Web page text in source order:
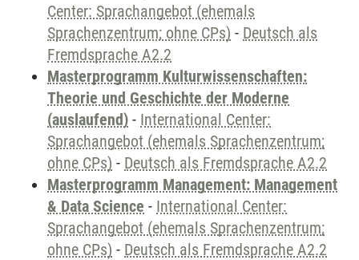
Center: Sprachangebot (ehemals
Sprachenzentrum; ohne CPs) - Deutsch als
Fremdsprache A2.2
Masterprogramm Kulturwissenschaften:
Theorie und Geschichte der Moderne
(auslaufend) - International Center:
Sprachangebot (ehemals Sprachenzentrum;
ohne CPs) - Deutsch als Fremdsprache A2.2
Masterprogramm Management: Management
& Data Science - International Center:
Sprachangebot (ehemals Sprachenzentrum;
ohne CPs) - Deutsch als Fremdsprache A2.2